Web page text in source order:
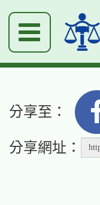
分享至：
分享網址：